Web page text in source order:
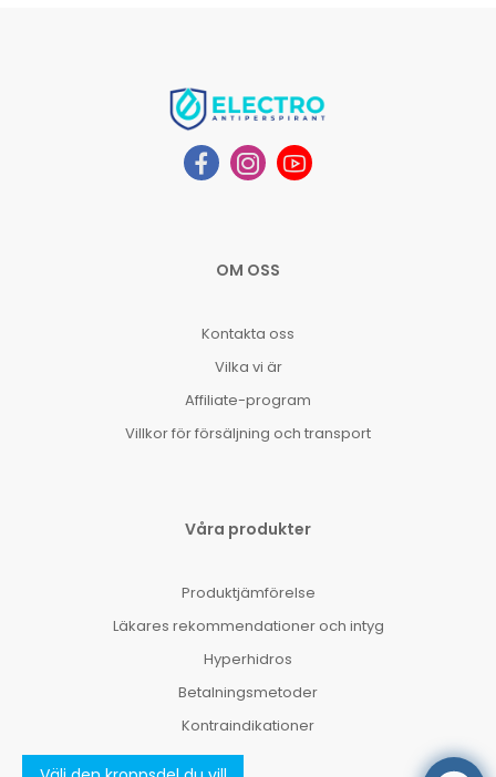
OM OSS
Kontakta oss
Vilka vi är
Affiliate-program
Villkor för försäljning och transport
Våra produkter
Produktjämförelse
Läkares rekommendationer och intyg
Hyperhidros
Betalningsmetoder
Kontraindikationer